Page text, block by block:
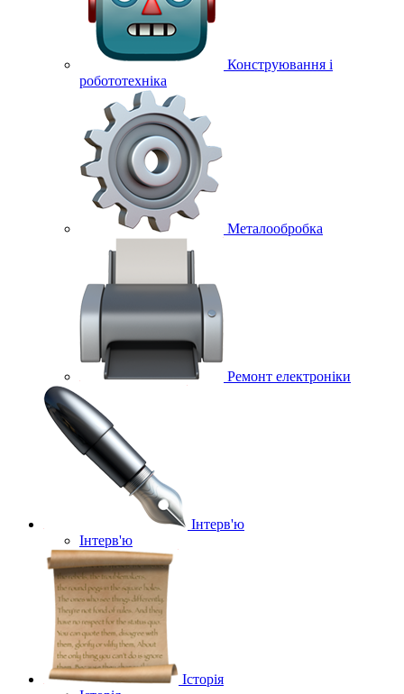
Конструювання і
робототехніка
Металообробка
Ремонт електроніки
Інтерв'ю
Інтерв'ю
Історія